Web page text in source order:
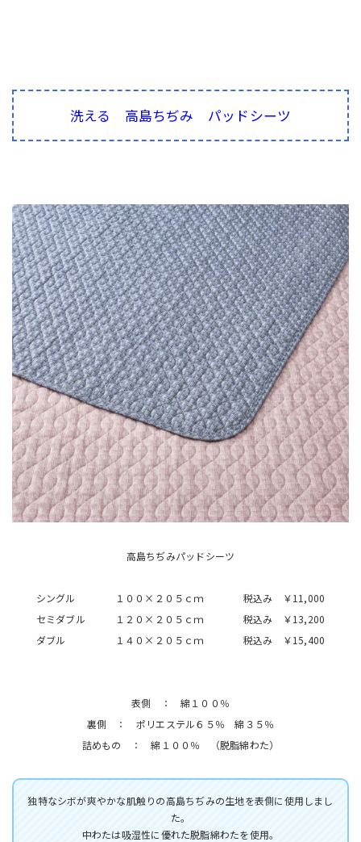
洗える 高島ちぢみ パッドシーツ
高島ちぢみパッドシーツ
シングル １００×２０５ｃｍ 税込み ￥11,000
セミダブル １２０×２０５ｃｍ 税込み ￥13,200
ダブル １４０×２０５ｃｍ 税込み ￥15,400
表側 ： 綿１００％
裏側 ： ポリエステル６５％ 綿３５％
詰めもの ： 綿１００％ （脱脂綿わた）
独特なシボが爽やかな肌触りの高島ちぢみの生地を表側に使用しまし
た。
中わたは吸湿性に優れた脱脂綿わたを使用。